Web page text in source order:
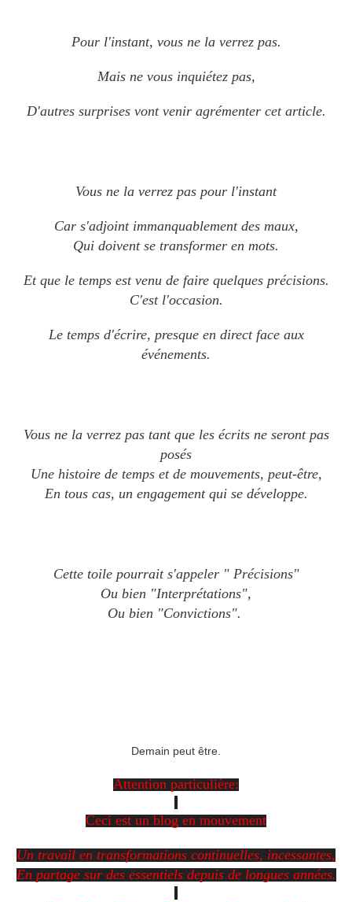
Pour l'instant, vous ne la verrez pas.
Mais ne vous inquiétez pas,
D'autres surprises vont venir agrémenter cet article.
Vous ne la verrez pas pour l'instant
Car s'adjoint immanquablement des maux,
Qui doivent se transformer en mots.
Et que le temps est venu de faire quelques précisions.
C'est l'occasion.
Le temps d'écrire, presque en direct face aux
événements.
Vous ne la verrez pas tant que les écrits ne seront pas
posés
Une histoire de temps et de mouvements, peut-être,
En tous cas, un engagement qui se développe.
Cette toile pourrait s'appeler " Précisions"
Ou bien "Interprétations",
Ou bien "Convictions".
Demain peut être.
Attention particulière:
Ceci est un blog en mouvement
Un travail en transformations continuelles, incessantes,
En partage sur des essentiels depuis de longues années.